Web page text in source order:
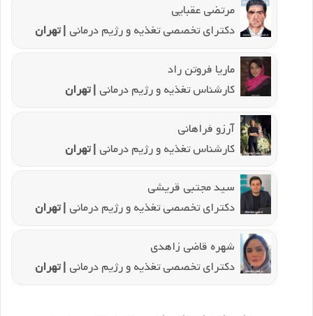
مرتضی عقبایی
دکترای تخصصی تغذیه و رژیم درمانی | تهران
ماریا فروتن راد
کارشناس تغذیه و رژیم درمانی | تهران
آرزو فراهانی
کارشناس تغذیه و رژیم درمانی | تهران
سید مجتبی قریشی
دکترای تخصصی تغذیه و رژیم درمانی | تهران
شهره قاضی زاهدی
دکترای تخصصی تغذیه و رژیم درمانی | تهران